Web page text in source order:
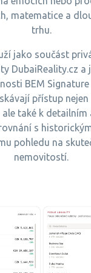
matematice a
trhu.
jako součást
DubaiReality.cz a
BEM Signature
přístup nejen
také k detailním
s
pohledu na
nemovitostí.